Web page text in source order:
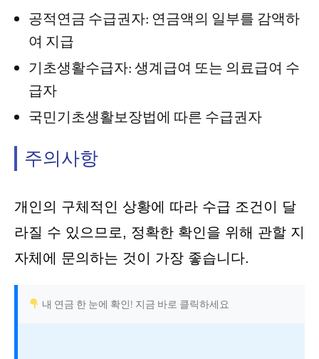
공적연금 수급권자: 연금액의 일부를 감액하
여 지급
기초생활수급자: 생계급여 또는 의료급여 수
급자
국민기초생활보장법에 따른 수급권자
주의사항
개인의 구체적인 상황에 따라 수급 조건이 달
라질 수 있으므로, 정확한 확인을 위해 관할 지
자체에 문의하는 것이 가장 좋습니다.
내 연금 한 눈에 확인! 지금 바로 클릭하세요